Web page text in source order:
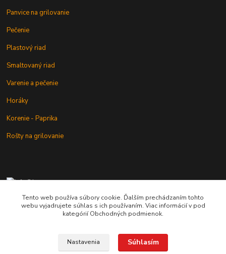
Panvice na grilovanie
Pečenie
Plastový riad
Smaltovaný riad
Varenie a pečenie
Horáky
Korenie - Paprika
Rošty na grilovanie
+421 902 212 007
od 8:00 - do 16:00 hod
Tento web používa súbory cookie. Ďalším prechádzaním tohto
webu vyjadrujete súhlas s ich používaním. Viac informácií v pod
kategórií Obchodných podmienok.
Nastavenia Súhlasím